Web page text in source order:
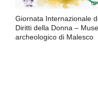
Giornata Internazionale
Diritti della Donna –
archeologico di Malesco